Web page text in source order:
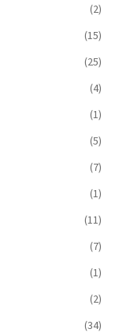
(2)
(15)
(25)
(4)
(1)
(5)
(7)
(1)
(11)
(7)
(1)
(2)
(34)